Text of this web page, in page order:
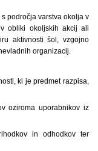
področja varstva okolja v
obliki okoljskih akcij ali
aktivnosti šol, vzgojno
organizacij.
ki je predmet razpisa,
oziroma uporabnikov iz
in odhodkov ter